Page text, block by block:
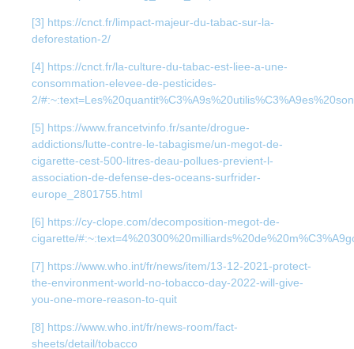
[3] https://cnct.fr/limpact-majeur-du-tabac-sur-la-
deforestation-2/
[4] https://cnct.fr/la-culture-du-tabac-est-liee-a-une-
consommation-elevee-de-pesticides-
2/
[5] https://www.francetvinfo.fr/sante/drogue-
addictions/lutte-contre-le-tabagisme/un-megot-de-
cigarette-cest-500-litres-deau-pollues-previent-l-
association-de-defense-des-oceans-surfrider-
europe_2801755.html
[6] https://cy-clope.com/decomposition-megot-de-
cigarette/
[7] https://www.who.int/fr/news/item/13-12-2021-protect-
the-environment-world-no-tobacco-day-2022-will-give-
you-one-more-reason-to-quit
[8] https://www.who.int/fr/news-room/fact-
sheets/detail/tobacco